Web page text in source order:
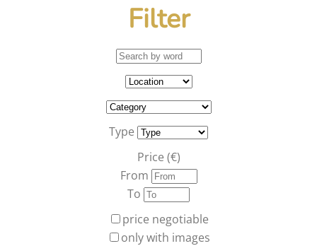
Filter
Type
Price (€)
From
To
price negotiable
only with images